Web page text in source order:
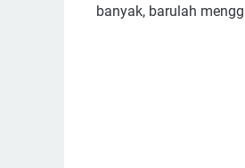
banyak, barulah